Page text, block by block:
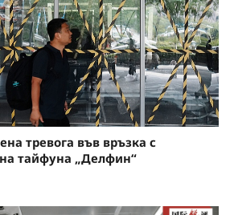
тревога във връзка с
тайфуна „Делфин“